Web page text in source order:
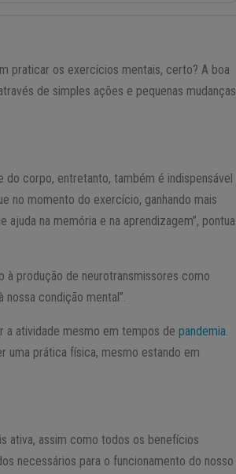
praticar os exercícios mentais, certo? A boa
de simples ações e pequenas mudanças
corpo, entretanto, também é indispensável
no momento do exercício, ganhando mais
na memória e na aprendizagem”, pontua
à produção de neurotransmissores como
nossa condição mental”.
a atividade mesmo em tempos depandemia.
uma prática física, mesmo estando em
ativa, assim como todos os benefícios
necessários para o funcionamento do nosso